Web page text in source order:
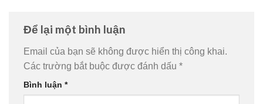
Để lại một bình luận
Email của bạn sẽ không được hiển thị công khai.
Các trường bắt buộc được đánh dấu *
Bình luận *